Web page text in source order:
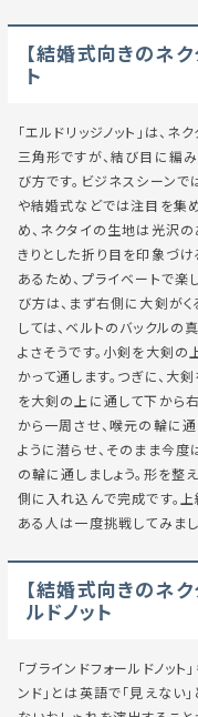
【結婚式向きのネ
ト
「エルドリッジノット」は、
三角形ですが、結び目に編
び方です。ビジネスシーンで
や結婚式などでは注目を集
め、ネクタイの生地は光沢
きりとした折り目を印象づけ
あるため、プライベートで楽
び方は、まず右側に大剣が
しては、ベルトのバックルの
よさそうです。小剣を大剣
かって通します。つぎに、大
を大剣の上に通して下から
から一周させ、喉元の輪に
ように潜らせ、そのまま今
の輪に通しましょう。形を整
側に入れ込んで完成です。
ある人は一度挑戦してみまし
【結婚式向きのネ
ルドノット
「ブラインドフォールドノッ
ンド」とは英語で「見えない